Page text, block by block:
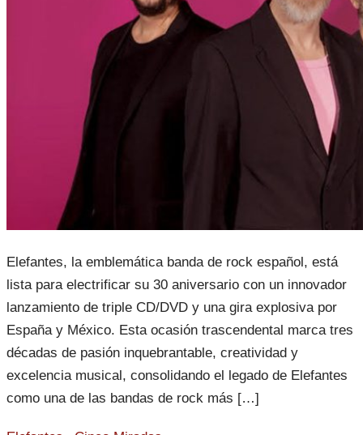
Elefantes, la emblemática banda de rock español, está
lista para electrificar su 30 aniversario con un innovador
lanzamiento de triple CD/DVD y una gira explosiva por
España y México. Esta ocasión trascendental marca tres
décadas de pasión inquebrantable, creatividad y
excelencia musical, consolidando el legado de Elefantes
como una de las bandas de rock más […]